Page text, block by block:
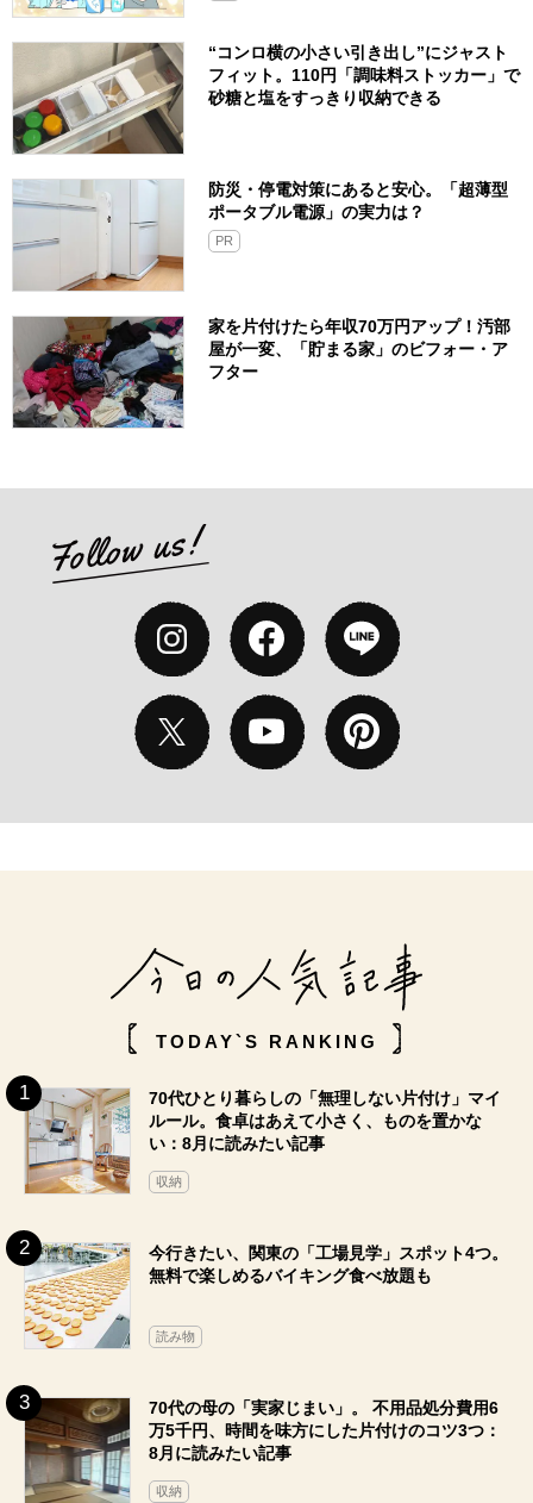
“コンロ横の小さい引き出し”にジャスト
フィット。110円「調味料ストッカー」で
砂糖と塩をすっきり収納できる
防災・停電対策にあると安心。「超薄型
ポータブル電源」の実力は？​
PR
家を片付けたら年収70万円アップ！汚部
屋が一変、「貯まる家」のビフォー・ア
フター
TODAY`S RANKING
70代ひとり暮らしの「無理しない片付け」マイ
ルール。食卓はあえて小さく、ものを置かな
い：8月に読みたい記事
収納
今行きたい、関東の「工場見学」スポット4つ。
無料で楽しめるバイキング食べ放題も
読み物
70代の母の「実家じまい」。 不用品処分費用6
万5千円、時間を味方にした片付けのコツ3つ：
8月に読みたい記事
収納